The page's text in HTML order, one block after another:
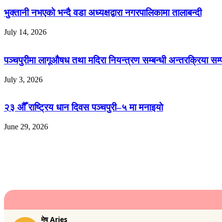
भुक्तानी नभएको भन्दै वडा अध्यक्षद्वारा नगरपालिकामा तालाबन्दी
July 14, 2026
पञ्चपुरीमा लागूऔषध तथा मदिरा नियन्त्रण सम्बन्धी अन्तरक्रिया
July 3, 2026
२३ औँ राष्ट्रिय धान दिवस पञ्चपुरी–५ मा मनाइयाे
June 29, 2026